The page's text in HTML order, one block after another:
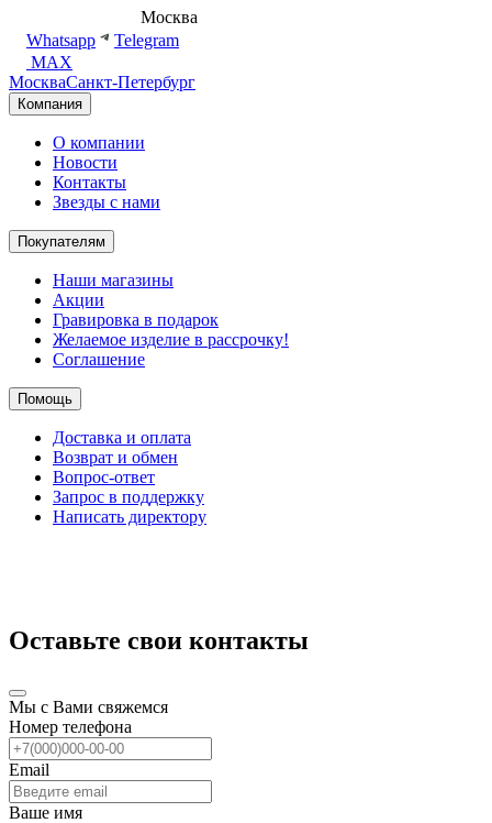
Москва
Whatsapp
Telegram
MAX
МоскваСанкт-Петербург
Компания
О компании
Новости
Контакты
Звезды с нами
Покупателям
Наши магазины
Акции
Гравировка в подарок
Желаемое изделие в рассрочку!
Соглашение
Помощь
Доставка и оплата
Возврат и обмен
Вопрос-ответ
Запрос в поддержку
Написать директору
Оставьте свои контакты
Мы с Вами свяжемся
Номер телефона
Email
Ваше имя